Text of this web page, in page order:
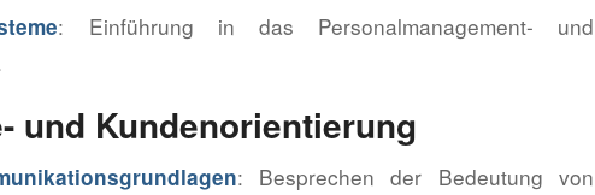
: Einführung in das Personalmanagement- und
und Kundenorientierung
: Besprechen der Bedeutung von